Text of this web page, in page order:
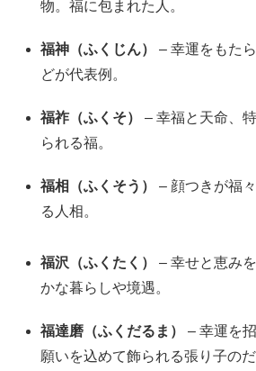
物。福に包まれた人。
福神（ふくじん）
– 幸運をもた
どが代表例。
福祚（ふくそ）
– 幸福と天命、
られる福。
福相（ふくそう）
– 顔つきが福
る人相。
福沢（ふくたく）
– 幸せと恵み
かな暮らしや境遇。
福達磨（ふくだるま）
– 幸運を
願いを込めて飾られる張り子のだ